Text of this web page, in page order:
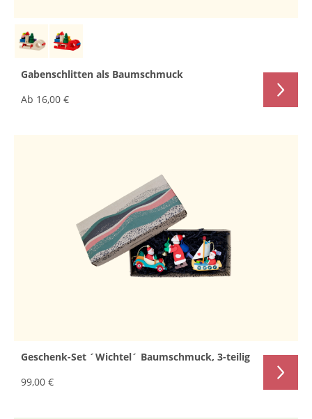
Gabenschlitten als Baumschmuck
Ab 16,00 €
Geschenk-Set ´Wichtel´ Baumschmuck, 3-teilig
99,00 €